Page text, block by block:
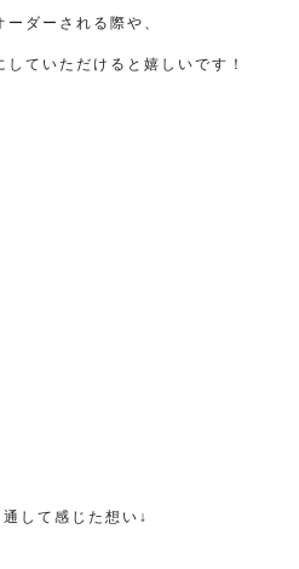
ダーされる際や、
ていただけると嬉しいです！
して感じた想い↓